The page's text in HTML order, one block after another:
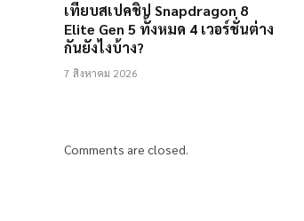
เทียบสเปคชิป Snapdragon 8
Elite Gen 5 ทั้งหมด 4 เวอร์ชั่นต่าง
กันยังไงบ้าง?
7 สิงหาคม 2026
Comments are closed.